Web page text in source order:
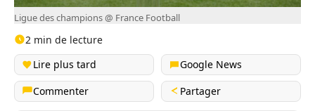
Ligue des champions @ France Football
2 min de lecture
Lire plus tard
Google News
Commenter
Partager